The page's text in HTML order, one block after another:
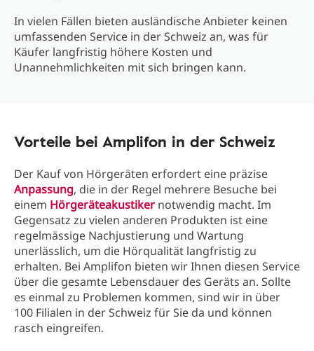
In vielen Fällen bieten ausländische Anbieter keinen
umfassenden Service in der Schweiz an, was für
Käufer langfristig höhere Kosten und
Unannehmlichkeiten mit sich bringen kann.
Vorteile bei Amplifon in der Schweiz
Der Kauf von Hörgeräten erfordert eine präzise
Anpassung, die in der Regel mehrere Besuche bei
einem Hörgeräteakustiker notwendig macht. Im
Gegensatz zu vielen anderen Produkten ist eine
regelmässige Nachjustierung und Wartung
unerlässlich, um die Hörqualität langfristig zu
erhalten. Bei Amplifon bieten wir Ihnen diesen Service
über die gesamte Lebensdauer des Geräts an. Sollte
es einmal zu Problemen kommen, sind wir in über
100 Filialen in der Schweiz für Sie da und können
rasch eingreifen.